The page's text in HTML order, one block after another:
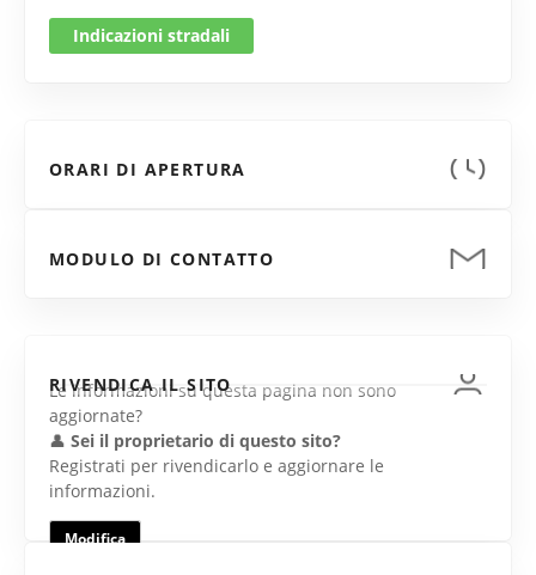
Indicazioni stradali
ORARI DI APERTURA
MODULO DI CONTATTO
RIVENDICA IL SITO
Le informazioni su questa pagina non sono
aggiornate?
👤 Sei il proprietario di questo sito?
Registrati per rivendicarlo e aggiornare le
informazioni.
Modifica